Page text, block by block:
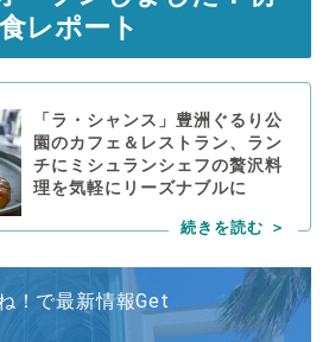
レポート
「ラ・シャンス」豊洲ぐるり公
園のカフェ＆レストラン、ラン
チにミシュランシェフの贅沢料
理を気軽にリーズナブルに
！で最新情報Get